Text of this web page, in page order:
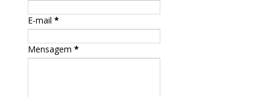
E-mail*
Mensagem*